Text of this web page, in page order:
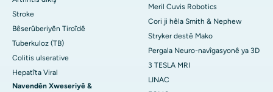
Stroke
Bêserûberiyên Tiroîdê
Tuberkuloz (TB)
Colitis ulserative
Hepatîta Viral
Navendên Xweseriyê &
Meril Cuvis Robotics
Cori ji hêla Smith & Nephew
Stryker destê Mako
Pergala Neuro-navîgasyonê ya 3D
3 TESLA MRI
LINAC